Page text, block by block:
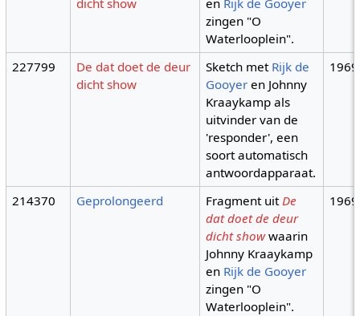
dicht show
en Rijk de Gooyer
zingen "O
Waterlooplein".
227799
De dat doet de deur
dicht show
Sketch met Rijk de
Gooyer en Johnny
Kraaykamp als
uitvinder van de
'responder', een
soort automatisch
antwoordapparaat.
1969
214370 Geprolongeerd Fragment uitDe
dat doet de deur
dicht showwaarin
Johnny Kraaykamp
en Rijk de Gooyer
zingen "O
Waterlooplein".
1969